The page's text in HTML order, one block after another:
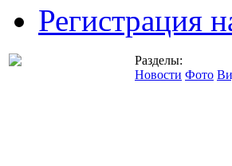
Регистрация
Разделы:
Новости Фото